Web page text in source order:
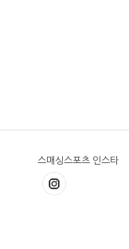
스매싱스포츠 인스타